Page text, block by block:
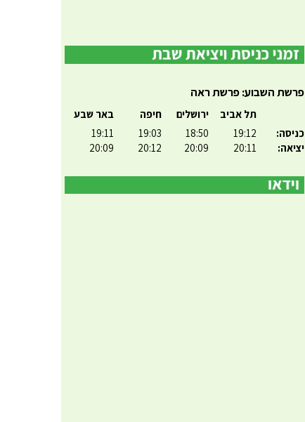
פרשת השבוע: פרשת ראה
כניסה:
יציאה:
תל אביב
19:12
20:11
ירושלים
18:50
20:09
חיפה
19:03
20:12
באר שבע
19:11
20:09